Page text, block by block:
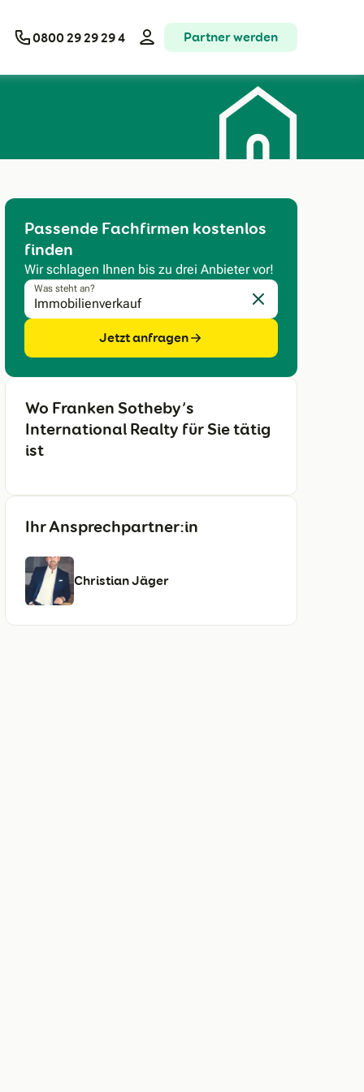
0800 29 29 29 4 Partner werden
Passende Fachfirmen kostenlos
finden
Wir schlagen Ihnen bis zu drei Anbieter vor!
Was steht an?
Eingabe löschen
Jetzt anfragen
Wo Franken Sotheby’s
International Realty für Sie tätig
ist
Ihr Ansprechpartner:in
Christian Jäger